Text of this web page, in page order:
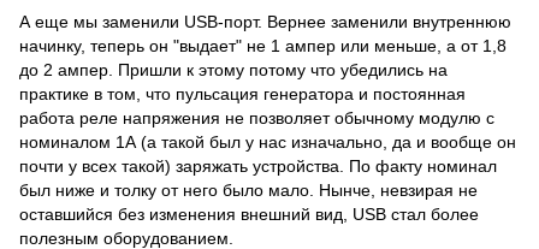
А еще мы заменили USB-порт. Вернее заменили внутреннюю
начинку, теперь он "выдает" не 1 ампер или меньше, а от 1,8
до 2 ампер. Пришли к этому потому что убедились на
практике в том, что пульсация генератора и постоянная
работа реле напряжения не позволяет обычному модулю с
номиналом 1А (а такой был у нас изначально, да и вообще он
почти у всех такой) заряжать устройства. По факту номинал
был ниже и толку от него было мало. Нынче, невзирая не
оставшийся без изменения внешний вид, USB стал более
полезным оборудованием.